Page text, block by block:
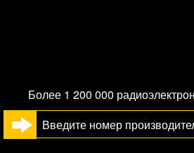
Более 1 200 000